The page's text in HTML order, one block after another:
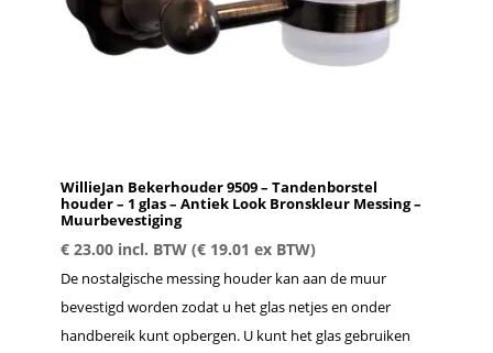
WillieJan Bekerhouder 9509 – Tandenborstel
houder – 1 glas – Antiek Look Bronskleur Messing –
Muurbevestiging
€23.00 incl. BTW (€19.01 ex BTW)
De nostalgische messing houder kan aan de muur
bevestigd worden zodat u het glas netjes en onder
handbereik kunt opbergen. U kunt het glas gebruiken